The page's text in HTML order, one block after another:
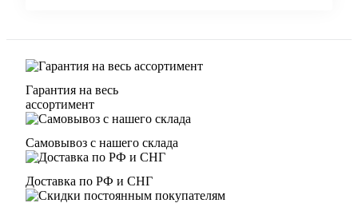
Гарантия на весь
ассортимент
Самовывоз с нашего склада
Доставка по РФ и СНГ